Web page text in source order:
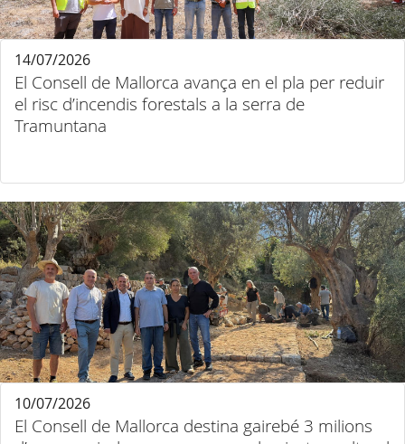
El Consell de Mallorca avança en el pla per reduir
el risc d’incendis forestals a la serra de
Tramuntana
14/07/2026
El Consell de Mallorca destina gairebé 3 milions
10/07/2026